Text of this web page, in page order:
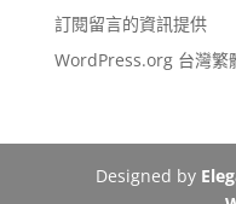
訂閱留言的資訊提供
WordPress.org 台灣繁
Designed by